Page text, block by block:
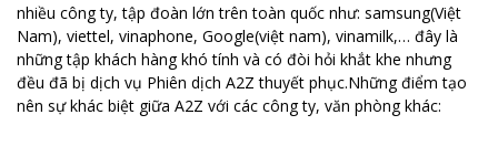
nhiều công ty, tập đoàn lớn trên toàn quốc như: samsung(Việt
Nam), viettel, vinaphone, Google(việt nam), vinamilk,… đây là
những tập khách hàng khó tính và có đòi hỏi khắt khe nhưng
đều đã bị dịch vụ Phiên dịch A2Z thuyết phục.Những điểm tạo
nên sự khác biệt giữa A2Z với các công ty, văn phòng khác: